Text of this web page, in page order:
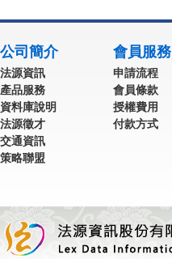
公司簡介
法源資訊
產品服務
資料庫說明
法源徵才
交通資訊
策略聯盟
會員服務
申請流程
會員條款
授權費用
付款方式